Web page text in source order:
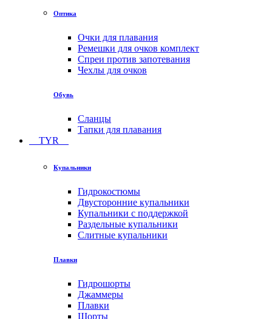
Оптика
Очки для плавания
Ремешки для очков комплект
Спреи против запотевания
Чехлы для очков
Обувь
Сланцы
Тапки для плавания
TYR
Купальники
Гидрокостюмы
Двусторонние купальники
Купальники с поддержкой
Раздельные купальники
Слитные купальники
Плавки
Гидрошорты
Джаммеры
Плавки
Шорты